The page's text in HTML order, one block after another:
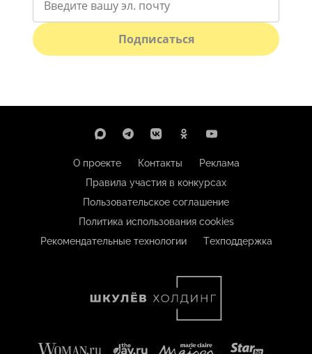
Подписаться
О проекте Контакты
Реклама
Правила участия в конкурсах
Пользовательское соглашение
Политика использования cookies
Рекомендательные технологии
Техподдержка